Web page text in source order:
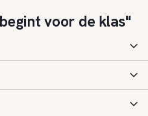
voor de klas"